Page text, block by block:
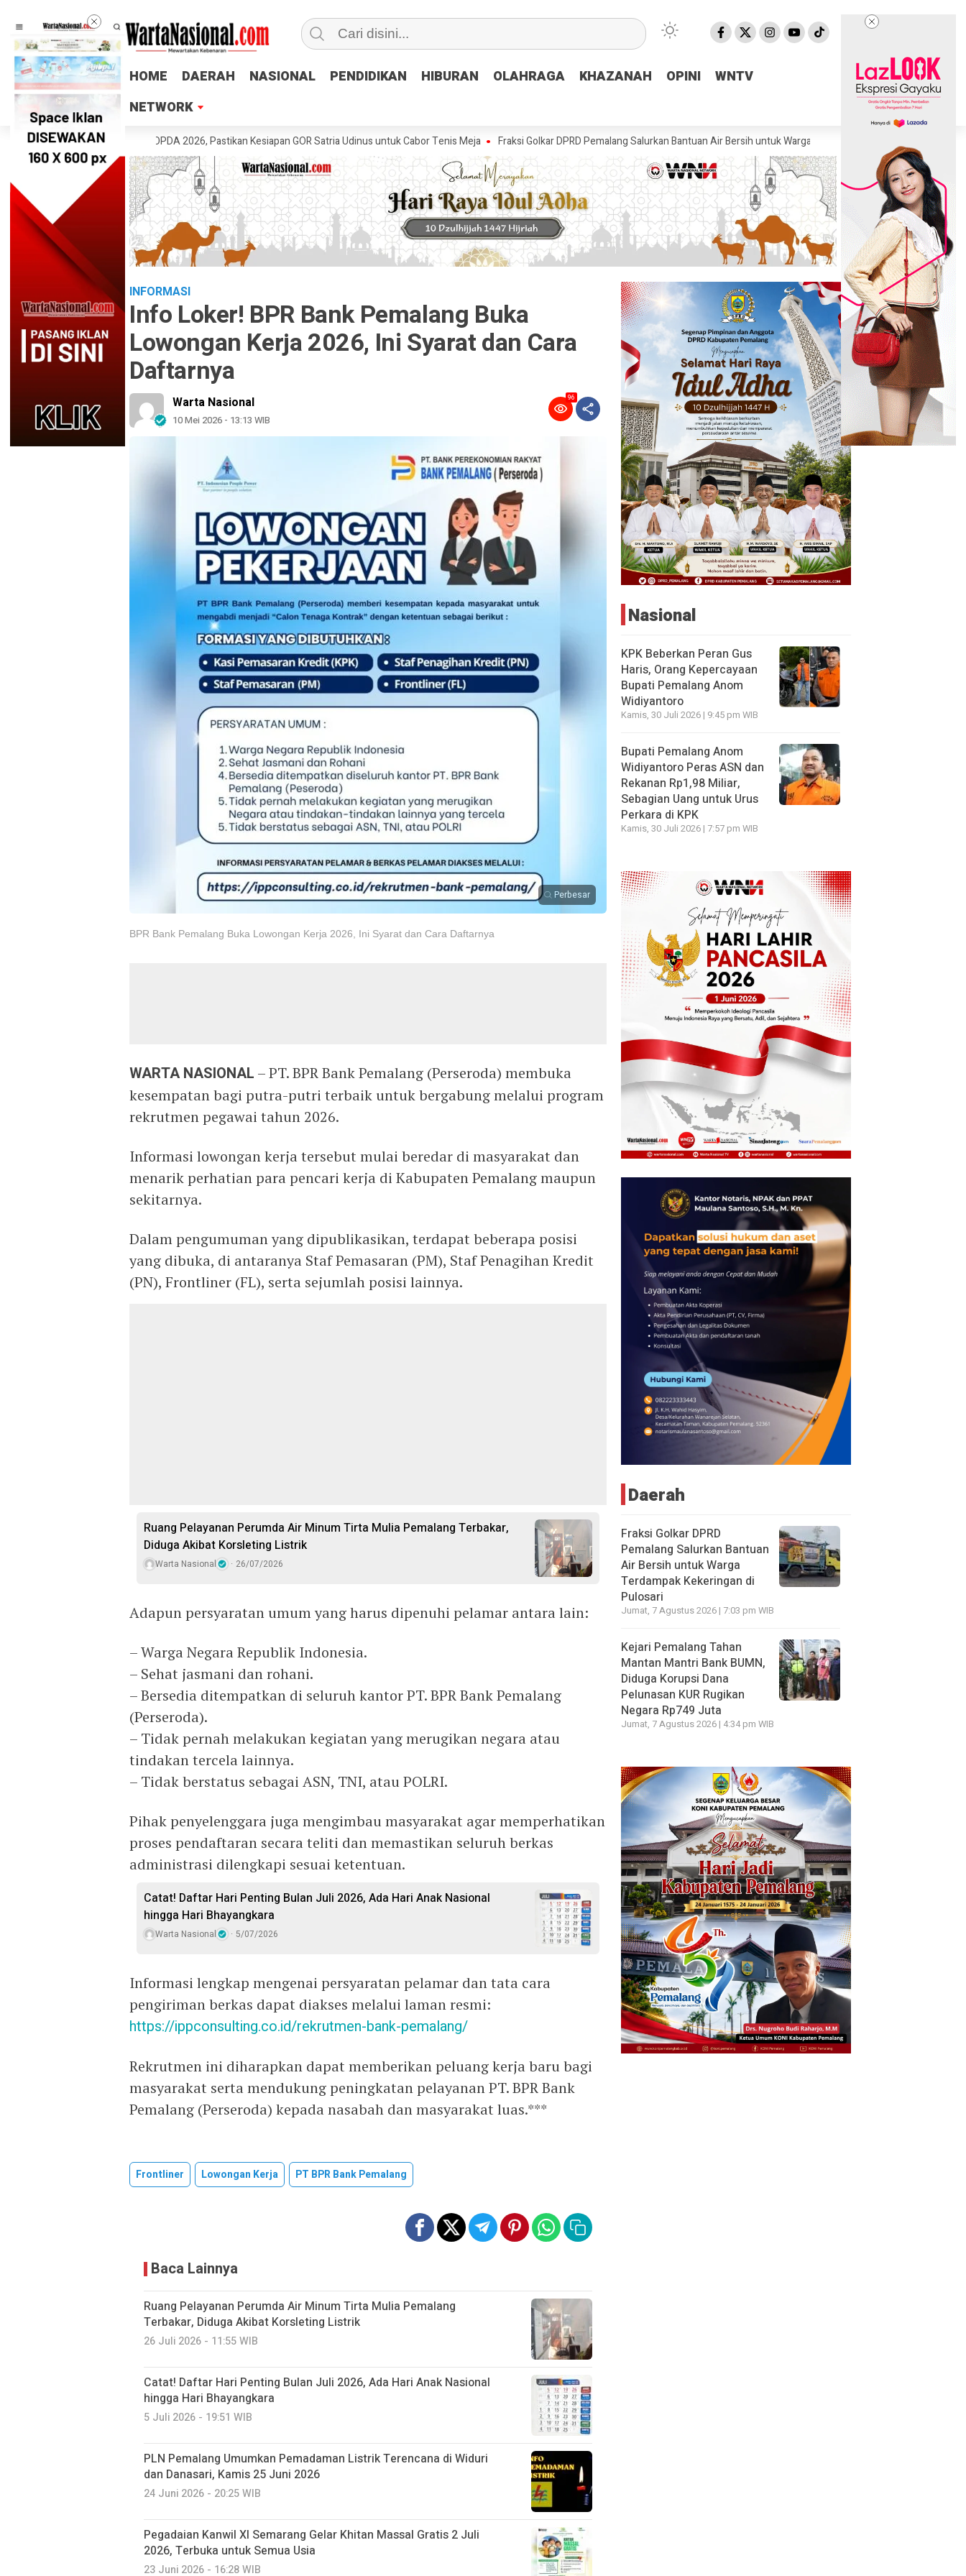
HOME DAERAH NASIONAL PENDIDIKAN HIBURAN OLAHRAGA KHAZANAH OPINI
WNTV
NETWORK
HOME DAERAH NASIONAL PENDIDIKAN HIBURAN OLAHRAGA KHAZANAH OPINI
WNTV
NETWORK
Tinjau Venue POPDA 2026, Pastikan Kesiapan GOR Satria Udinus untuk Cabor Tenis Meja Fraksi Golkar DPRD Pemalang Salurkan Bantuan Air Bersih untuk Warga Terdampak Kekeringan di Pulosari
INFORMASI
Info Loker! BPR Bank Pemalang Buka
Lowongan Kerja 2026, Ini Syarat dan Cara
Daftarnya
Warta Nasional
10 Mei 2026 - 13:13 WIB
96
Perbesar
BPR Bank Pemalang Buka Lowongan Kerja 2026, Ini Syarat dan Cara Daftarnya
WARTA NASIONAL – PT. BPR Bank Pemalang (Perseroda) membuka
kesempatan bagi putra-putri terbaik untuk bergabung melalui program
rekrutmen pegawai tahun 2026.
Informasi lowongan kerja tersebut mulai beredar di masyarakat dan
menarik perhatian para pencari kerja di Kabupaten Pemalang maupun
sekitarnya.
Dalam pengumuman yang dipublikasikan, terdapat beberapa posisi
yang dibuka, di antaranya Staf Pemasaran (PM), Staf Penagihan Kredit
(PN), Frontliner (FL), serta sejumlah posisi lainnya.
Ruang Pelayanan Perumda Air Minum Tirta Mulia Pemalang Terbakar,
Diduga Akibat Korsleting Listrik
Warta Nasional 26/07/2026
Adapun persyaratan umum yang harus dipenuhi pelamar antara lain:
– Warga Negara Republik Indonesia.
– Sehat jasmani dan rohani.
– Bersedia ditempatkan di seluruh kantor PT. BPR Bank Pemalang
(Perseroda).
– Tidak pernah melakukan kegiatan yang merugikan negara atau
tindakan tercela lainnya.
– Tidak berstatus sebagai ASN, TNI, atau POLRI.
Pihak penyelenggara juga mengimbau masyarakat agar memperhatikan
proses pendaftaran secara teliti dan memastikan seluruh berkas
administrasi dilengkapi sesuai ketentuan.
Catat! Daftar Hari Penting Bulan Juli 2026, Ada Hari Anak Nasional
hingga Hari Bhayangkara
Warta Nasional 5/07/2026
Informasi lengkap mengenai persyaratan pelamar dan tata cara
pengiriman berkas dapat diakses melalui laman resmi:
https://ippconsulting.co.id/rekrutmen-bank-pemalang/
Rekrutmen ini diharapkan dapat memberikan peluang kerja baru bagi
masyarakat serta mendukung peningkatan pelayanan PT. BPR Bank
Pemalang (Perseroda) kepada nasabah dan masyarakat luas.***
Frontliner Lowongan Kerja PT BPR Bank Pemalang
Baca Lainnya
Ruang Pelayanan Perumda Air Minum Tirta Mulia Pemalang
Terbakar, Diduga Akibat Korsleting Listrik
26 Juli 2026 - 11:55 WIB
Catat! Daftar Hari Penting Bulan Juli 2026, Ada Hari Anak Nasional
hingga Hari Bhayangkara
5 Juli 2026 - 19:51 WIB
PLN Pemalang Umumkan Pemadaman Listrik Terencana di Widuri
dan Danasari, Kamis 25 Juni 2026
24 Juni 2026 - 20:25 WIB
Pegadaian Kanwil XI Semarang Gelar Khitan Massal Gratis 2 Juli
2026, Terbuka untuk Semua Usia
23 Juni 2026 - 16:28 WIB
Nasional
KPK Beberkan Peran Gus
Haris, Orang Kepercayaan
Bupati Pemalang Anom
Widiyantoro
Kamis, 30 Juli 2026 | 9:45 pm WIB
Bupati Pemalang Anom
Widiyantoro Peras ASN dan
Rekanan Rp1,98 Miliar,
Sebagian Uang untuk Urus
Perkara di KPK
Kamis, 30 Juli 2026 | 7:57 pm WIB
Daerah
Fraksi Golkar DPRD
Pemalang Salurkan Bantuan
Air Bersih untuk Warga
Terdampak Kekeringan di
Pulosari
Jumat, 7 Agustus 2026 | 7:03 pm WIB
Kejari Pemalang Tahan
Mantan Mantri Bank BUMN,
Diduga Korupsi Dana
Pelunasan KUR Rugikan
Negara Rp749 Juta
Jumat, 7 Agustus 2026 | 4:34 pm WIB